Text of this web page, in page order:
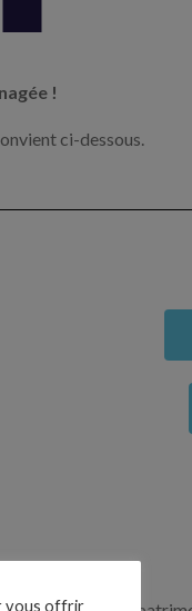
!
ci-dessous.
vous offrir